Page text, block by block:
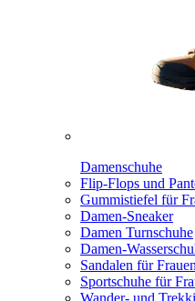
Damenschuhe
Flip-Flops und
Gummistiefel für
Damen-Sneaker
Damen Turnschuhe
Damen-
Sandalen für Frauen
Sportschuhe für
Wander- und